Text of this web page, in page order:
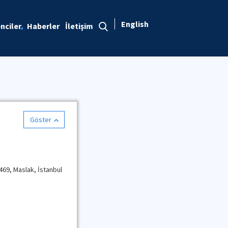
Haberler İletişim English
Göster
Maslak, İstanbul